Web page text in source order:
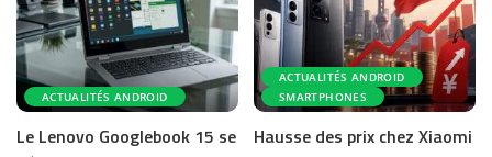
ACTUALITÉS ANDROID
Le Lenovo Googlebook 15 se
ACTUALITÉS ANDROID
SMARTPHONES
Hausse des prix chez Xiaomi